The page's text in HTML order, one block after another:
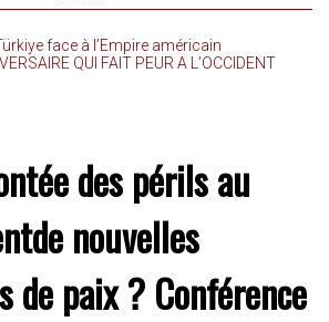
face à l’Empire américain
QUI FAIT PEUR A L’OCCIDENT
des périls au
nouvelles
de paix ? Conférence